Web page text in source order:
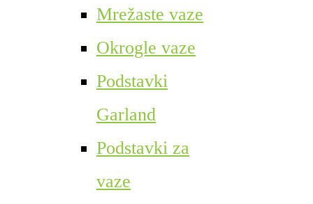
Mrežaste vaze
Okrogle vaze
Podstavki
Garland
Podstavki za
vaze